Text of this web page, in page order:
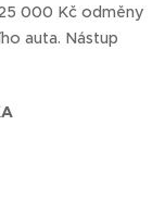
000 Kč odměny
auta. Nástup